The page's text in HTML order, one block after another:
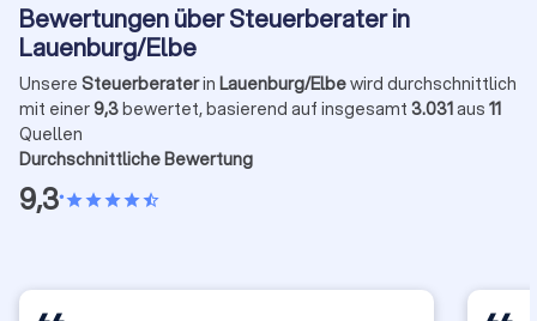
Bewertungen über Steuerberater in
Lauenburg/Elbe
Unsere Steuerberaterin Lauenburg/Elbewird durchschnittlich
mit einer9,3bewertet, basierend auf insgesamt 3.031aus 11
Quellen
Durchschnittliche Bewertung
9,3•starstarstarstarstar_half